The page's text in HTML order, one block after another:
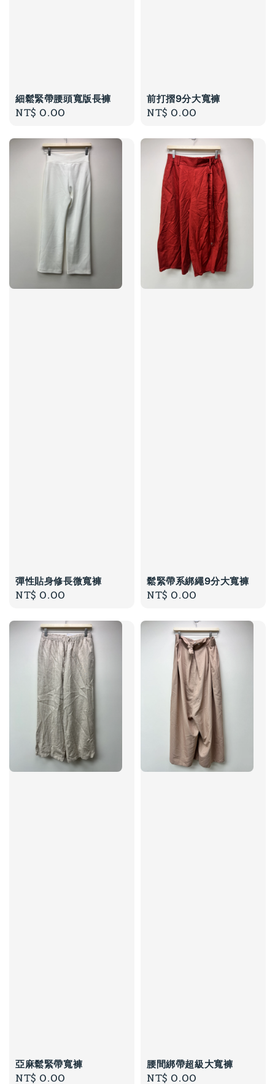
細鬆緊帶腰頭寬版長褲
Regular
NT$ 0.00
前打摺9分大寬褲
Regular
NT$ 0.00
彈性貼身修長微寬褲
Regular
NT$ 0.00
鬆緊帶系綁繩9分大寬褲
Regular
NT$ 0.00
亞麻鬆緊帶寬褲
Regular
NT$ 0.00
腰間綁帶超級大寬褲
Regular
NT$ 0.00